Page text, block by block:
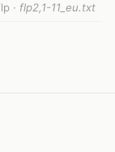
· flp2,1-11_eu.txt